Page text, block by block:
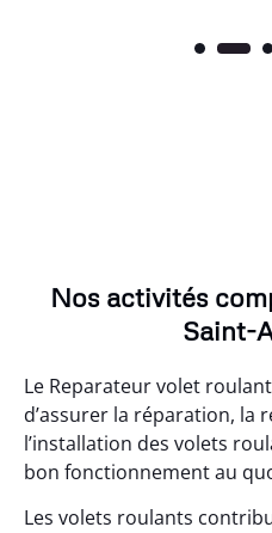
Nos activités
Saint-
Le Reparateur volet
d’assurer la réparation, la
l’installation des volets
bon fonctionnement au
Les volets roulants